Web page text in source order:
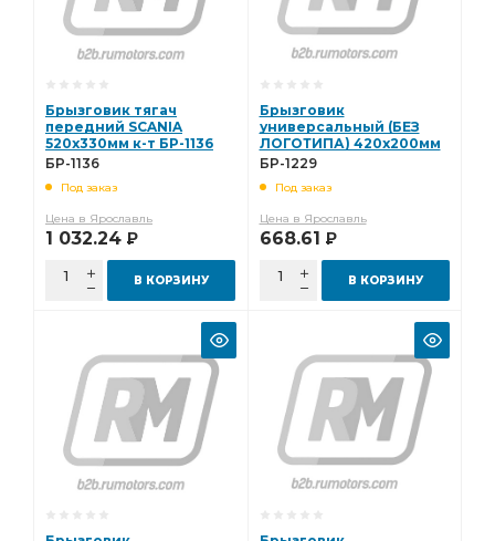
Брызговик тягач
передний SCANIA
520х330мм к-т БР-1136
БР-1136
Под заказ
Цена в Ярославль
1 032.24 Р
В КОРЗИНУ
Брызговик
универсальный (БЕЗ
ЛОГОТИПА) 420х200мм
к-т БР-1229
БР-1229
Под заказ
Цена в Ярославль
668.61 Р
В КОРЗИНУ